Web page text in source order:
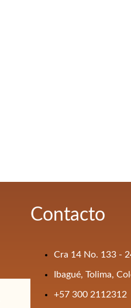
Contacto
Cra 14 No. 133 -
Ibagué, Tolima,
+57 300 2112312